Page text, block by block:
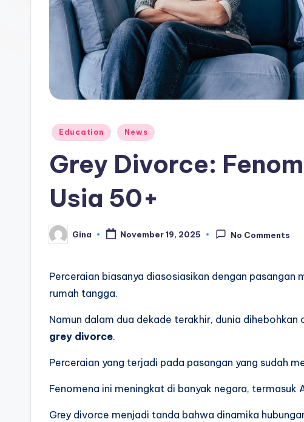
di
Posted
Education News
Grey Divorce:
Usia 50+
Posted
by
Gina November 19, 2025 No Comments
Perceraian biasanya diasosiasikan dengan pasangan
rumah tangga.
Namun dalam dua dekade terakhir, dunia
grey divorce.
Perceraian yang terjadi pada pasangan yang sudah
Fenomena ini meningkat di banyak negara, termasuk
Grey divorce menjadi tanda bahwa dinamika